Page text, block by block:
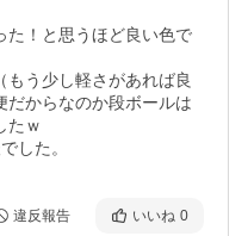
た！と思うほど良い色で
う少し軽さがあれば良
だからなのか段ボールは
たｗ
した。
違反報告 いいね 0